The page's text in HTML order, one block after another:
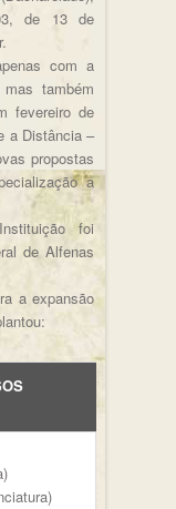
de 13 de
com a
também
fevereiro de
a Distância –
propostas
a
foi
de Alfenas
a expansão